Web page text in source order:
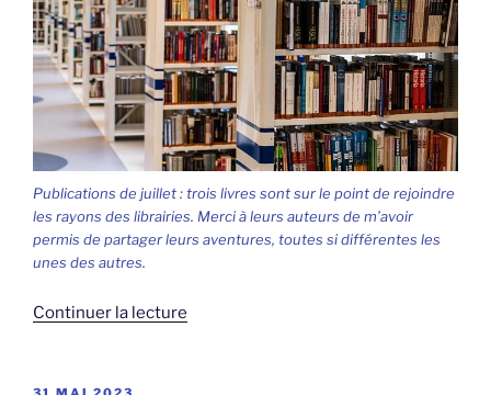
Publications de juillet : trois livres sont sur le point de rejoindre
les rayons des librairies. Merci à leurs auteurs de m’avoir
permis de partager leurs aventures, toutes si différentes les
unes des autres.
Continuer la lecture